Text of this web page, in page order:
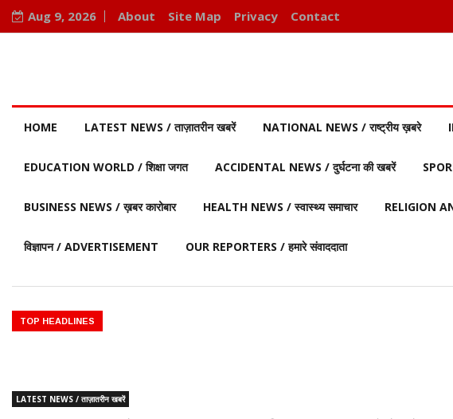
Aug 9, 2026 About Site Map Privacy Contact
HOME LATEST NEWS / ताज़ातरीन खबरें NATIONAL NEWS / राष्ट्रीय ख़बरे
EDUCATION WORLD / शिक्षा जगत ACCIDENTAL NEWS / दुर्घटना की खबरें
BUSINESS NEWS / ख़बर कारोबार HEALTH NEWS / स्वास्थ्य समाचार RELIGION
विज्ञापन / ADVERTISEMENT OUR REPORTERS / हमारे संवाददाता
TOP HEADLINES
काल ♦️ ईसा पूर्व 332 – मिस्र पर सिकंदर का अधिकार ♦️ईसा पूर्व 323 – बाबिलोन
– ग्रेट पिरामिड्स (मिस्र) का निर्माण ♦️ईसा पूर्व 776 – ग्रीस में प्रथम ओलंपिक खेल आयोजित
LATEST NEWS / ताज़ातरीन खबरें